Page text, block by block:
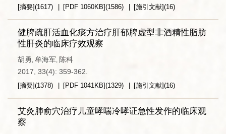
[摘要](1617) [PDF 1060KB](1586) [施引文献](16)
健脾疏肝活血化痰方治疗肝郁脾虚型非酒精性脂肪
性肝炎的临床疗效观察
胡勇, 牟海军, 陈科
2017, 33(4): 359-362.
[摘要](1378) [PDF 1041KB](1329) [施引文献](16)
艾灸肺俞穴治疗儿童哮喘冷哮证急性发作的临床观
察